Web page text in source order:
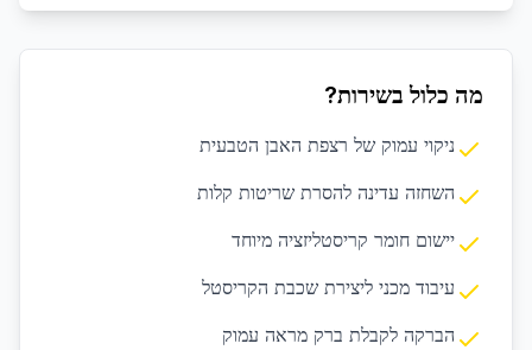
מה כלול בשירות?
ניקוי עמוק של רצפת האבן הטבעית
השחזה עדינה להסרת שריטות קלות
יישום חומר קריסטליזציה מיוחד
עיבוד מכני ליצירת שכבת הקריסטל
הברקה לקבלת ברק מראה עמוק